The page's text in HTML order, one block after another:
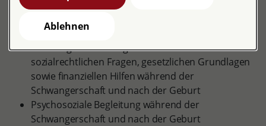
Beratung
Beratung für Schwangere und ihre Partner zu
sozialrechtlichen Fragen, gesetzlichen Grundlagen
sowie finanziellen Hilfen während der
Schwangerschaft und nach der Geburt
Psychosoziale Begleitung während der
Schwangerschaft und nach der Geburt
Ablehnen